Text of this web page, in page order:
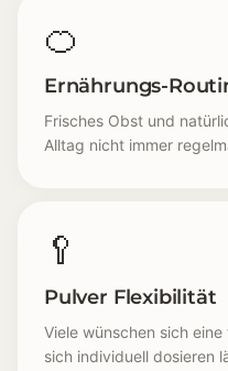
🍊
Ernährungs-
Frisches Obst und
Alltag nicht immer
🥄
Pulver Flexibilität
Viele wünschen sich
sich individuell dosieren